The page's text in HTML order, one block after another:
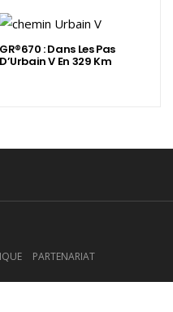
GR®670 : Dans Les Pas
D’Urbain V En 329 Km
PARTENARIAT